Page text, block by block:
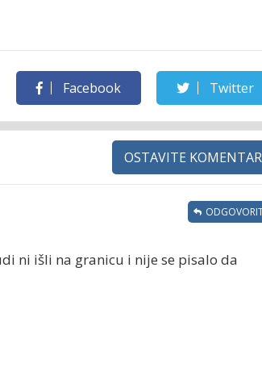
Facebook Twitter
OSTAVITE KOMENTAR
ni išli na granicu i nije se pisalo da